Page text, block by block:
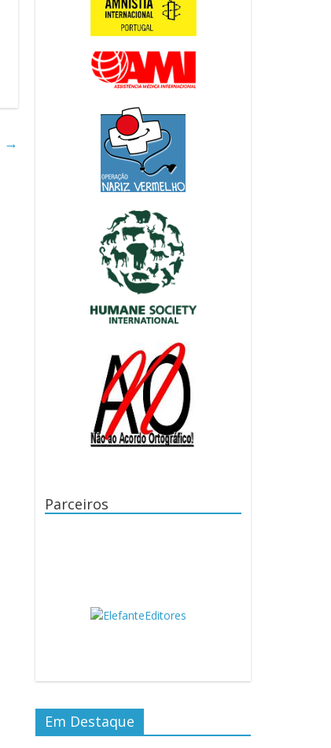
→
Parceiros
Em Destaque